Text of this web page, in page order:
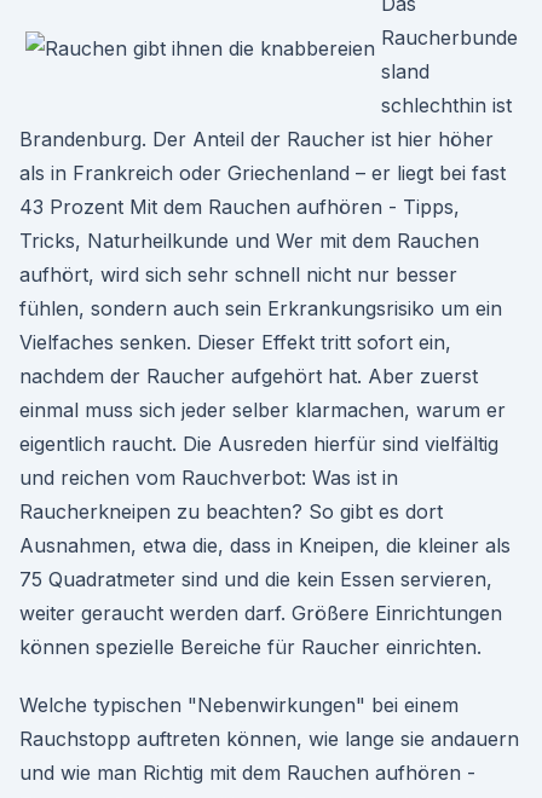
Raucherbunde
sland
schlechthin ist
Brandenburg. Der Anteil der Raucher ist hier höher
als in Frankreich oder Griechenland – er liegt bei fast
43 Prozent Mit dem Rauchen aufhören - Tipps,
Tricks, Naturheilkunde und Wer mit dem Rauchen
aufhört, wird sich sehr schnell nicht nur besser
fühlen, sondern auch sein Erkrankungsrisiko um ein
Vielfaches senken. Dieser Effekt tritt sofort ein,
nachdem der Raucher aufgehört hat. Aber zuerst
einmal muss sich jeder selber klarmachen, warum er
eigentlich raucht. Die Ausreden hierfür sind vielfältig
und reichen vom Rauchverbot: Was ist in
Raucherkneipen zu beachten? So gibt es dort
Ausnahmen, etwa die, dass in Kneipen, die kleiner als
75 Quadratmeter sind und die kein Essen servieren,
weiter geraucht werden darf. Größere Einrichtungen
können spezielle Bereiche für Raucher einrichten.
Welche typischen "Nebenwirkungen" bei einem
Rauchstopp auftreten können, wie lange sie andauern
und wie man Richtig mit dem Rauchen aufhören -